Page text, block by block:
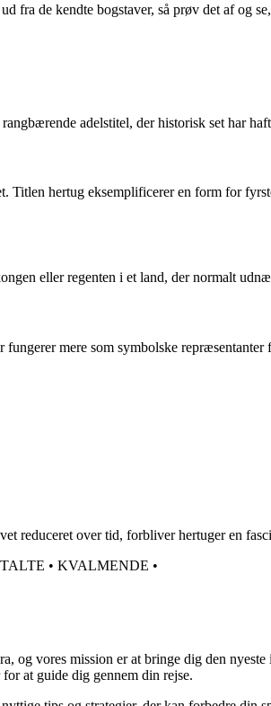
de kendte bogstaver, så prøv det af og
adelstitel, der historisk set har
hertug eksemplificerer en form for
eller regenten i et land, der normalt
mere som symbolske
reduceret over tid, forbliver hertuger en
• KVALMENDE •
og vores mission er at bringe dig den
at guide dig gennem din rejse.